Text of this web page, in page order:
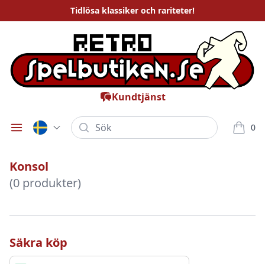
Tidlösa klassiker och rariteter!
Kundtjänst
Öppna meny
Sök 0
varor i
Konsol
(0 produkter)
Säkra köp